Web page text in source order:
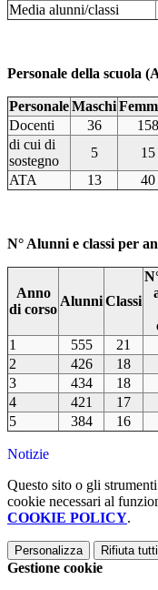
Media alunni/classi
Personale della scuola
PersonaleMaschi
Docenti
36 158
di cui di
sostegno
5 15
ATA
13 40
N° Alunni e classi per
Anno
di corso
AlunniClassi
1
555 21
2
426 18
3
434 18
4
421 17
5
384 16
Notizie
Questo sito o gli
cookie necessari al
COOKIE POLICY.
Personalizza Rifiuta tutti
Gestione cookie